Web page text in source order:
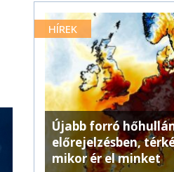
HÍREK
Újabb forró
előrejelzésben,
mikor ér el minket